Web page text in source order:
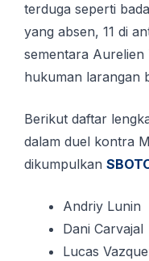
terduga seperti
yang absen, 11 di
sementara Aurelien
hukuman larangan
Berikut daftar
dalam duel kontra
dikumpulkan
Andriy Lunin
Dani Carvajal
Lucas